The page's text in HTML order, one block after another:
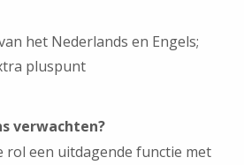
het Nederlands en Engels;
pluspunt
verwachten?
rol een uitdagende functie met